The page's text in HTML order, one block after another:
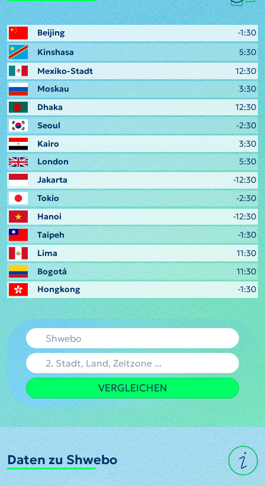
Beijing
-1:30
Kinshasa
5:30
Mexiko-Stadt
12:30
Moskau
3:30
Dhaka
12:30
Seoul
-2:30
Kairo
3:30
London
5:30
Jakarta
-12:30
Tokio
-2:30
Hanoi
-12:30
Taipeh
-1:30
Lima
11:30
Bogotá
11:30
Hongkong
-1:30
VERGLEICHEN
Daten zu Shwebo